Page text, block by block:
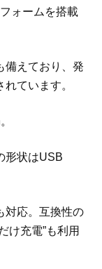
ォームを搭載
備えており、発
ています。
形状はUSB
対応。互換性の
け充電”も利用